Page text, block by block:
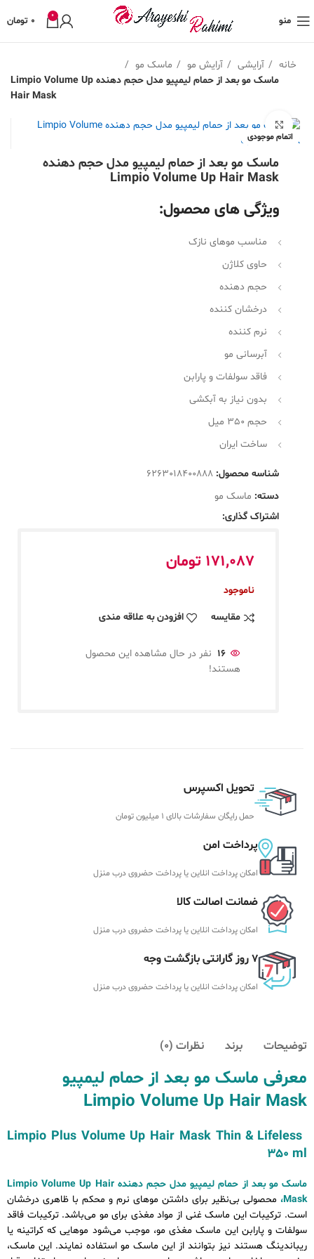
منو 0
0 تومان
خانه آرایشی آرایش مو
ماسک مو
ماسک مو بعد از حمام لیمپیو مدل حجم دهنده Limpio Volume Up
Hair Mask
اتمام موجودی
بزرگنمایی تصویر
ماسک مو بعد از حمام لیمپیو مدل حجم دهنده
Limpio Volume Up Hair Mask
ویژگی های محصول:
مناسب موهای نازک
حاوی کلاژن
حجم دهنده
درخشان کننده
نرم کننده
آبرسانی مو
فاقد سولفات و پارابن
بدون نیاز به آبکشی
حجم 350 میل
ساخت ایران
شناسه محصول: 6263018400888
دسته: ماسک مو
اشتراک گذاری:
171,087 تومان
ناموجود
مقایسه افزودن به علاقه مندی
16 نفر در حال مشاهده این محصول
هستند!
تحویل اکسپرس
حمل رایگان سفارشات بالای 1 میلیون تومان
پرداخت امن
امکان پرداخت انلاین یا پرداخت حضروی درب منزل
ضمانت اصالت کالا
امکان پرداخت انلاین یا پرداخت حضروی درب منزل
7 روز گارانتی بازگشت وجه
امکان پرداخت انلاین یا پرداخت حضروی درب منزل
توضیحات برند نظرات (0)
معرفی ماسک مو بعد از حمام لیمپیو
Limpio Volume Up Hair Mask
Limpio Plus Volume Up Hair Mask Thin & Lifeless
350 ml
ماسک مو بعد از حمام لیمپیو مدل حجم دهنده Limpio Volume Up Hair
Mask، محصولی بی‌نظیر برای داشتن موهای نرم و محکم با ظاهری درخشان
است. ترکیبات این ماسک غنی از مواد مغذی برای مو می‌باشد. ترکیبات فاقد
سولفات و پارابن این ماسک مغذی مو، موجب می‌شود موهایی که کراتینه یا
ریباندینگ هستند نیز بتوانند از این ماسک مو استفاده نمایند. این ماسک،